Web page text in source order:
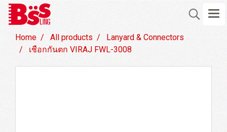
Home All products
Lanyard & Connectors
เชือกกันตก VIRAJ FWL-3008